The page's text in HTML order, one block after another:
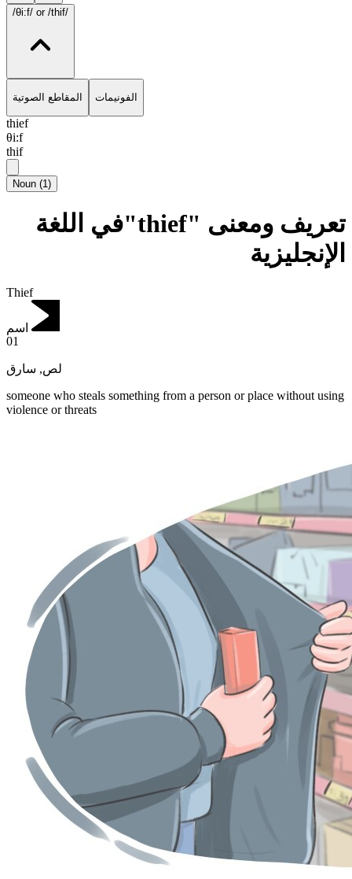
/θi:f/ or /thif/
المقاطع الصوتية الفونيمات
thief
θi:f
thif
Noun (1)
تعريف ومعنى "thief"في اللغة
الإنجليزية
Thief
اسم
01
لص, سارق
someone who steals something from a person or place without using
violence or threats